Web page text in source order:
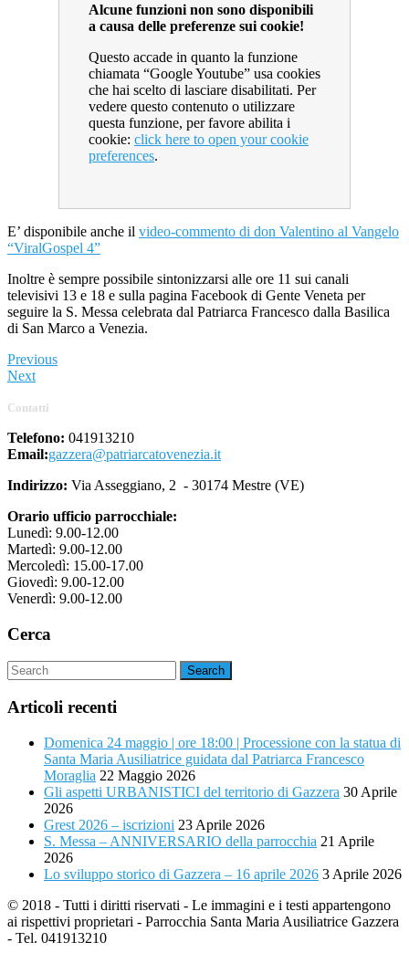
Alcune funzioni non sono disponibili
a causa delle preferenze sui cookie!
Questo accade in quanto la funzione
chiamata “Google Youtube” usa cookies
che hai scelto di lasciare disabilitati. Per
vedere questo contenuto o utilizzare
questa funzione, per favore abilita i
cookie: click here to open your cookie
preferences.
E’ disponibile anche il video-commento di don Valentino al Vangelo
“ViralGospel 4”
Inoltre è sempre possibile sintonizzarsi alle ore 11 sui canali
televisivi 13 e 18 e sulla pagina Facebook di Gente Veneta per
seguire la S. Messa celebrata dal Patriarca Francesco dalla Basilica
di San Marco a Venezia.
Previous
Next
Contatti
Telefono: 041913210
Email:gazzera@patriarcatovenezia.it
Indirizzo: Via Asseggiano, 2 - 30174 Mestre (VE)
Orario ufficio parrocchiale:
Lunedì: 9.00-12.00
Martedì: 9.00-12.00
Mercoledì: 15.00-17.00
Giovedì: 9.00-12.00
Venerdì: 9.00-12.00
Cerca
Articoli recenti
Domenica 24 maggio | ore 18:00 | Processione con la statua di
Santa Maria Ausiliatrice guidata dal Patriarca Francesco
Moraglia 22 Maggio 2026
Gli aspetti URBANISTICI del territorio di Gazzera 30 Aprile
2026
Grest 2026 – iscrizioni 23 Aprile 2026
S. Messa – ANNIVERSARIO della parrocchia 21 Aprile
2026
Lo sviluppo storico di Gazzera – 16 aprile 2026 3 Aprile 2026
© 2018 - Tutti i diritti riservati - Le immagini e i testi appartengono
ai rispettivi proprietari - Parrocchia Santa Maria Ausiliatrice Gazzera
- Tel. 041913210